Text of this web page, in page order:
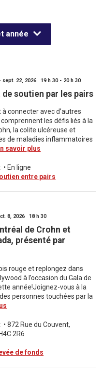
année
sept. 22, 2026 19 h 30 - 20 h 30
de soutien par les pairs
à connecter avec d’autres
les défis liés à la
la colite ulcéreuse et
de maladies inflammatoires
savoir plus
• En ligne
entre pairs
8, 2026 18 h 30
de Crohn et
présenté par
rouge et replongez dans
à l’occasion du Gala de
année!Joignez-vous à la
personnes touchées par la
• 872 Rue du Couvent,
2R6
de fonds